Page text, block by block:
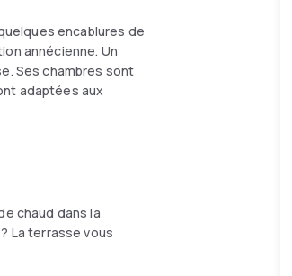
encablures de
annécienne. Un
Ses chambres sont
adaptées aux
chaud dans la
La terrasse vous